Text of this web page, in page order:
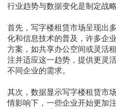
行业趋势与数据变化是制定战
首先，写字楼租赁市场呈现出
化和信息技术的普及，许多企
方案，如共享办公空间或灵活
注并适应这一趋势，提供更灵
不同企业的需求。
其次，数据显示写字楼租赁市
情影响下，一些企业开始更加